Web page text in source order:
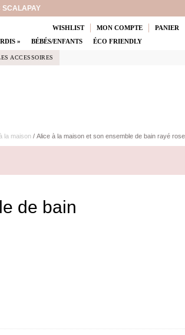
SCALAPAY
WISHLIST MON COMPTE
PANIER
» BÉBÉS/ENFANTS ÉCO FRIENDLY
ACCESSOIRES
la maison / Alice à la maison et son ensemble de bain rayé rose
de bain